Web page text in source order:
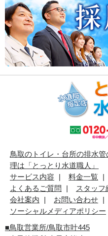
鳥取のトイレ・台所の排水
理は「とっとり水道職人」
サービス内容
料金一覧
よくあるご質問
スタッフ
会社案内
お問い合わせ
ソーシャルメディアポリシー
■鳥取営業所/鳥取市叶445